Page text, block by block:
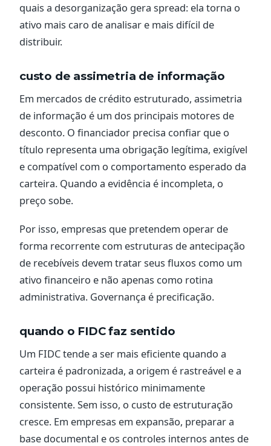
quais a desorganização gera spread: ela torna o
ativo mais caro de analisar e mais difícil de
distribuir.
custo de assimetria de informação
Em mercados de crédito estruturado, assimetria
de informação é um dos principais motores de
desconto. O financiador precisa confiar que o
título representa uma obrigação legítima, exigível
e compatível com o comportamento esperado da
carteira. Quando a evidência é incompleta, o
preço sobe.
Por isso, empresas que pretendem operar de
forma recorrente com estruturas de antecipação
de recebíveis devem tratar seus fluxos como um
ativo financeiro e não apenas como rotina
administrativa. Governança é precificação.
quando o FIDC faz sentido
Um FIDC tende a ser mais eficiente quando a
carteira é padronizada, a origem é rastreável e a
operação possui histórico minimamente
consistente. Sem isso, o custo de estruturação
cresce. Em empresas em expansão, preparar a
base documental e os controles internos antes de